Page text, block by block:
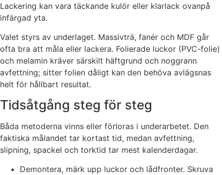
Lackering kan vara täckande kulör eller klarlack ovanpå
infärgad yta.
Valet styrs av underlaget. Massivträ, fanér och MDF går
ofta bra att måla eller lackera. Folierade luckor (PVC-folie)
och melamin kräver särskilt häftgrund och noggrann
avfettning; sitter folien dåligt kan den behöva avlägsnas
helt för hållbart resultat.
Tidsåtgång steg för steg
Båda metoderna vinns eller förloras i underarbetet. Den
faktiska målandet tar kortast tid, medan avfettning,
slipning, spackel och torktid tar mest kalenderdagar.
Demontera, märk upp luckor och lådfronter. Skruva